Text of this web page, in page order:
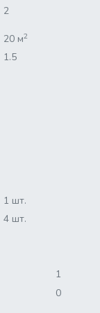
2
20 м2
1.5
1 шт.
4 шт.
1
0